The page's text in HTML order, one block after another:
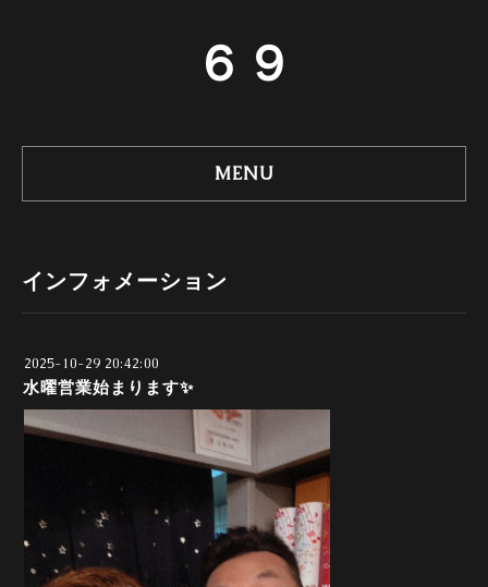
６９
MENU
インフォメーション
2025-10-29 20:42:00
水曜営業始まります✨